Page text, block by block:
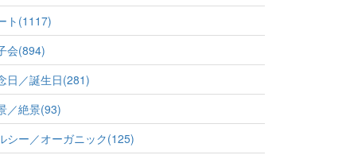
ト(1117)
会(894)
日／誕生日(281)
／絶景(93)
シー／オーガニック(125)